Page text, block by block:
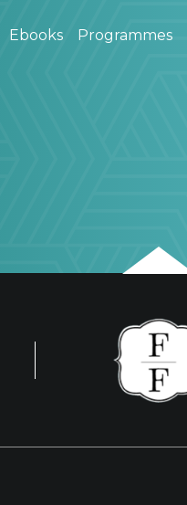
Ebooks Programmes